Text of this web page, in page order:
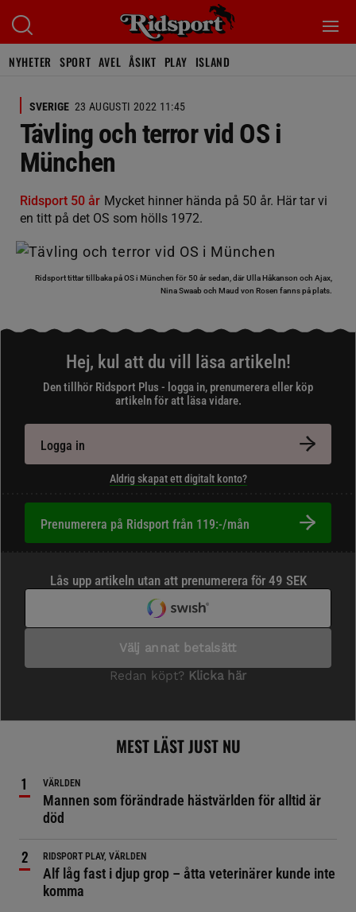
NYHETER SPORT AVEL ÅSIKT PLAY ISLAND
SVERIGE 23 AUGUSTI 2022 11:45
Tävling och terror vid OS i
München
Ridsport 50 år Mycket hinner hända på 50 år. Här tar vi
en titt på det OS som hölls 1972.
Ridsport tittar tillbaka på OS i München för 50 år sedan, där Ulla Håkanson och Ajax,
Nina Swaab och Maud von Rosen fanns på plats.
Hej, kul att du vill läsa artikeln!
Den tillhör Ridsport Plus - logga in, prenumerera eller köp
artikeln för att läsa vidare.
Logga in
Aldrig skapat ett digitalt konto?
Prenumerera på Ridsport från 119:-/mån
MEST LÄST JUST NU
VÄRLDEN
Mannen som förändrade hästvärlden för alltid är
död
RIDSPORT PLAY, VÄRLDEN
Alf låg fast i djup grop – åtta veterinärer kunde inte
komma